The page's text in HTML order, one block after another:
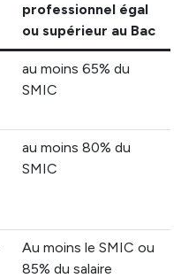
professionnel égal
ou supérieur au Bac
au moins 65% du
SMIC
au moins 80% du
SMIC
Au moins le SMIC ou
85% du salaire